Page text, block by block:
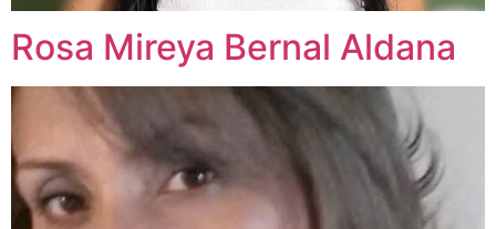
Rosa Mireya Bernal Aldana